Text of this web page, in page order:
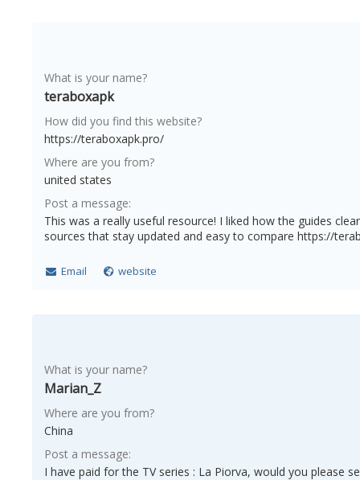
What is your name?
teraboxapk
How did you find this website?
https://teraboxapk.pro/
Where are you from?
united states
Post a message:
This was a really useful resource! I liked how the guides
sources that stay updated and easy to compare https://
Email website
What is your name?
Marian_Z
Where are you from?
China
Post a message:
I have paid for the TV series : La Piorva, would you please